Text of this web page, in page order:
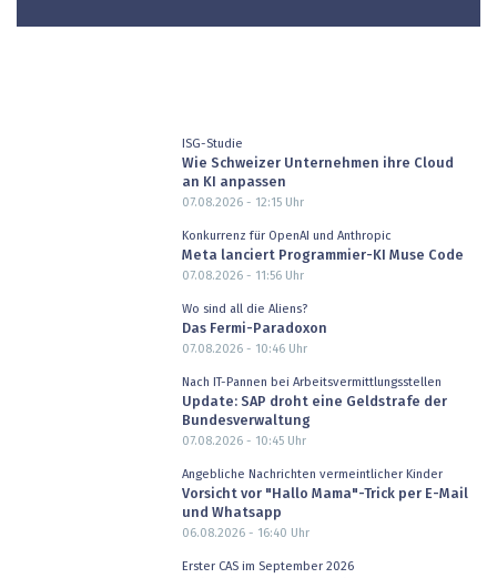
ISG-Studie
Wie Schweizer Unternehmen ihre Cloud
an KI anpassen
07.08.2026 - 12:15Uhr
Konkurrenz für OpenAI und Anthropic
Meta lanciert Programmier-KI Muse Code
07.08.2026 - 11:56Uhr
Wo sind all die Aliens?
Das Fermi-Paradoxon
07.08.2026 - 10:46Uhr
Nach IT-Pannen bei Arbeitsvermittlungsstellen
Update: SAP droht eine Geldstrafe der
Bundesverwaltung
07.08.2026 - 10:45Uhr
Angebliche Nachrichten vermeintlicher Kinder
Vorsicht vor "Hallo Mama"-Trick per E-Mail
und Whatsapp
06.08.2026 - 16:40 Uhr
Erster CAS im September 2026